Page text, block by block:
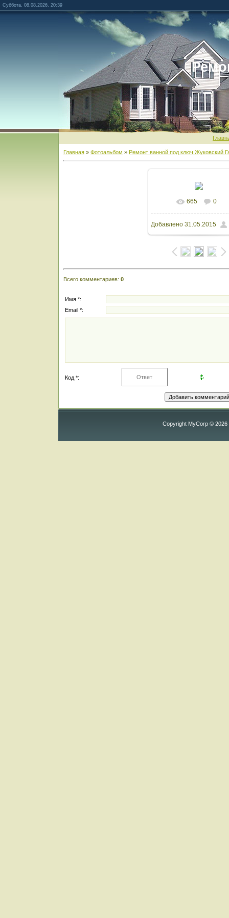
Суббота, 08.08.2026, 20:39
Главная » Фотоальбом » Ремонт ванной под ключ Жуковский
В реальном
1600x1066/ 83.0Kb
665 0
Добавлено31.05.2015
Всего комментариев: 0
Имя *:
Email *:
Код *:
Copyright MyCorp © 2026